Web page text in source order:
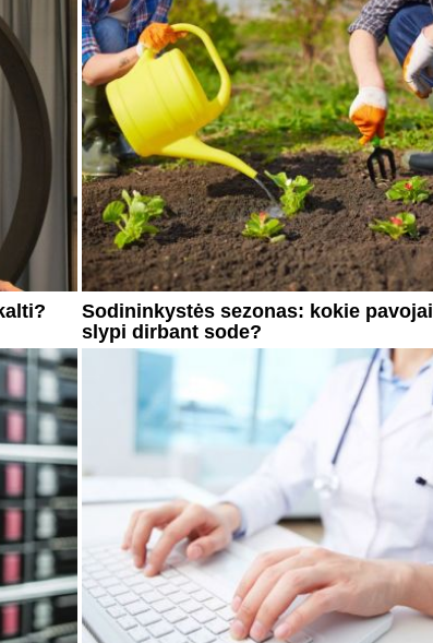
Sodininkystės sezonas: kokie pavojai
slypi dirbant sode?